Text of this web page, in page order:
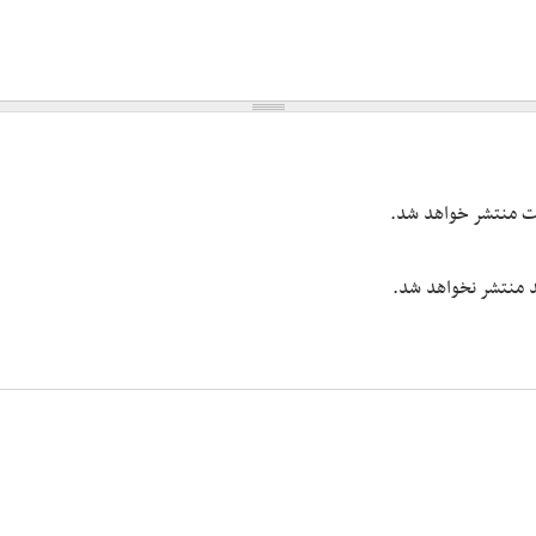
منتشر خواهد شد.
منتشر نخواهد شد.